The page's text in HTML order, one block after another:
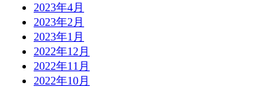
2023年4月
2023年2月
2023年1月
2022年12月
2022年11月
2022年10月